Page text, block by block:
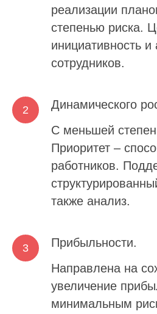
реализации
степенью риска.
инициативность и
сотрудников.
Динамического
С меньшей
Приоритет –
работников.
также анализ.
Прибыльности.
Направлена на
увеличение
минимальным